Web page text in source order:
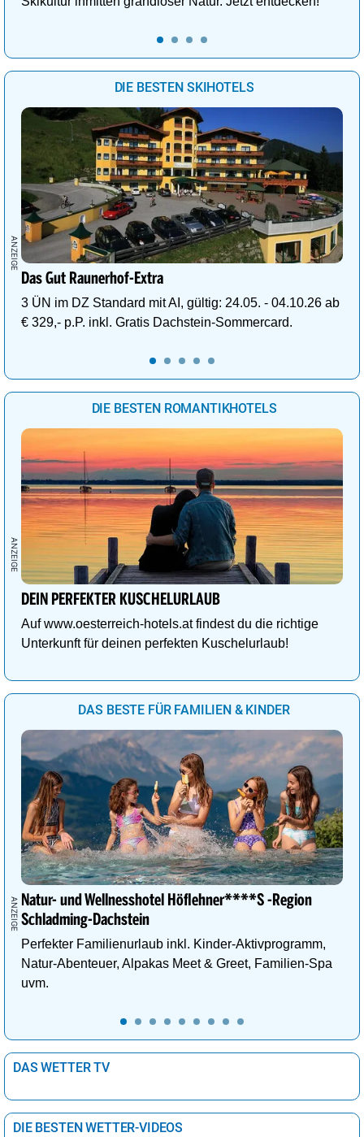
DIE BESTEN SKIHOTELS
Das Gut Raunerhof-Extra
3 ÜN im DZ Standard mit AI, gültig: 24.05. - 04.10.26 ab
€ 329,- p.P. inkl. Gratis Dachstein-Sommercard.
DIE BESTEN ROMANTIKHOTELS
DEIN PERFEKTER KUSCHELURLAUB
Auf www.oesterreich-hotels.at findest du die richtige
Unterkunft für deinen perfekten Kuschelurlaub!
DAS BESTE FÜR FAMILIEN & KINDER
Natur- und Wellnesshotel Höflehner****S -Region
Schladming-Dachstein
Perfekter Familienurlaub inkl. Kinder-Aktivprogramm,
Natur-Abenteuer, Alpakas Meet & Greet, Familien-Spa
uvm.
DAS WETTER TV
DIE BESTEN WETTER-VIDEOS